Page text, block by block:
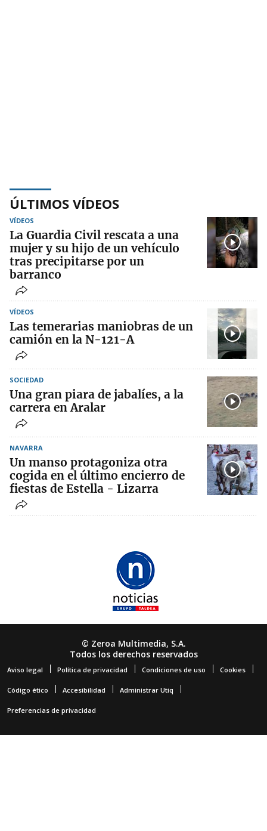
ÚLTIMOS VÍDEOS
VÍDEOS
La Guardia Civil rescata a una
mujer y su hijo de un vehículo
tras precipitarse por un
barranco
VÍDEOS
Las temerarias maniobras de un
camión en la N-121-A
SOCIEDAD
Una gran piara de jabalíes, a la
carrera en Aralar
NAVARRA
Un manso protagoniza otra
cogida en el último encierro de
fiestas de Estella - Lizarra
© Zeroa Multimedia, S.A.
Todos los derechos reservados
Aviso legal Política de privacidad Condiciones de uso Cookies
Código ético Accesibilidad Administrar Utiq
Preferencias de privacidad